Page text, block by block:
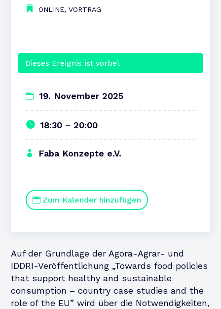
ONLINE,VORTRAG
Dieses Ereignis ist vorbei.
19. November 2025
18:30 – 20:00
Faba Konzepte e.V.
Zum Kalender hinzufügen
Auf der Grundlage der Agora-Agrar- und
IDDRI-Veröffentlichung „Towards food policies
that support healthy and sustainable
consumption – country case studies and the
role of the EU” wird über die Notwendigkeiten,